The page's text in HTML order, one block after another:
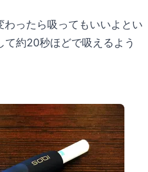
ったら吸ってもいいよとい
て約20秒ほどで吸えるよう